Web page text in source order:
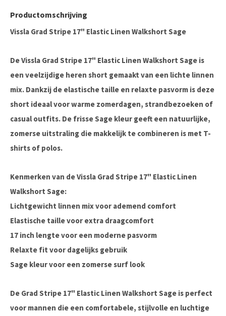
Productomschrijving
Vissla Grad Stripe 17" Elastic Linen Walkshort Sage
DeVissla Grad Stripe 17" Elastic Linen Walkshort Sage is
een veelzijdige heren short gemaakt van een lichte linnen
mix. Dankzij de elastische taille en relaxte pasvorm is deze
short ideaal voor warme zomerdagen, strandbezoeken of
casual outfits. De frisseSage kleur geeft een natuurlijke,
zomerse uitstraling die makkelijk te combineren is met T-
shirts of polos.
Kenmerken van de Vissla Grad Stripe 17" Elastic Linen
Walkshort Sage:
Lichtgewicht linnen mix voor ademend comfort
Elastische taille voor extra draagcomfort
17 inch lengte voor een moderne pasvorm
Relaxte fit voor dagelijks gebruik
Sage kleur voor een zomerse surf look
De Grad Stripe 17" Elastic Linen Walkshort Sage is perfect
voor mannen die een comfortabele, stijlvolle en luchtige